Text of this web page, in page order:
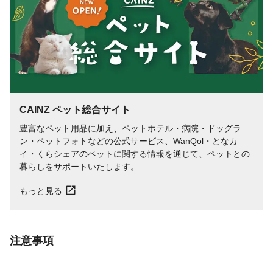
JANコード
4989247560026
関連キーワード
強化ガラス, ペットフェンス
CAINZ ペット総合サイト
豊富なペット用品に加え、ペットホテル・病院・ドッグラ
ン・ペットフォトなどの公式サービス、WanQol・となカ
イ・くらシェアのペットに関する情報を通じて、ペットとの
暮らしをサポートいたします。
もっと見る
注意事項